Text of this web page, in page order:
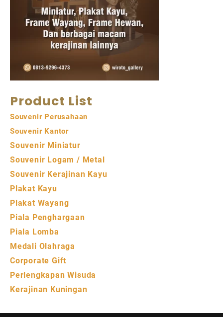
Product List
Souvenir Perusahaan
Souvenir Kantor
Souvenir Miniatur
Souvenir Logam / Metal
Souvenir Kerajinan Kayu
Plakat Kayu
Plakat Wayang
Piala Penghargaan
Piala Lomba
Medali Olahraga
Corporate Gift
Perlengkapan Wisuda
Kerajinan Kuningan